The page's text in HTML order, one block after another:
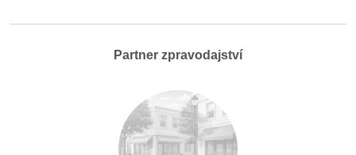
Partner zpravodajství